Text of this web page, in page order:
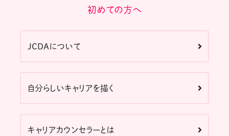
初めての方へ
JCDAについて
自分らしいキャリアを描く
キャリアカウンセラーとは